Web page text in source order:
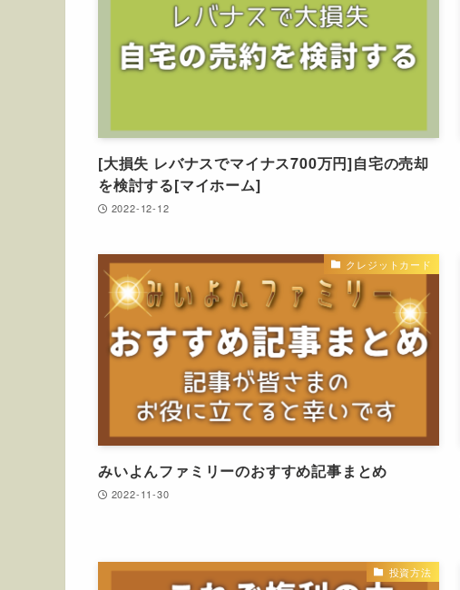
[大損失 レバナスでマイナス700万円]自宅の売却
を検討する[マイホーム]
2022-12-12
クレジットカード
みいよんファミリーのおすすめ記事まとめ
2022-11-30
投資方法